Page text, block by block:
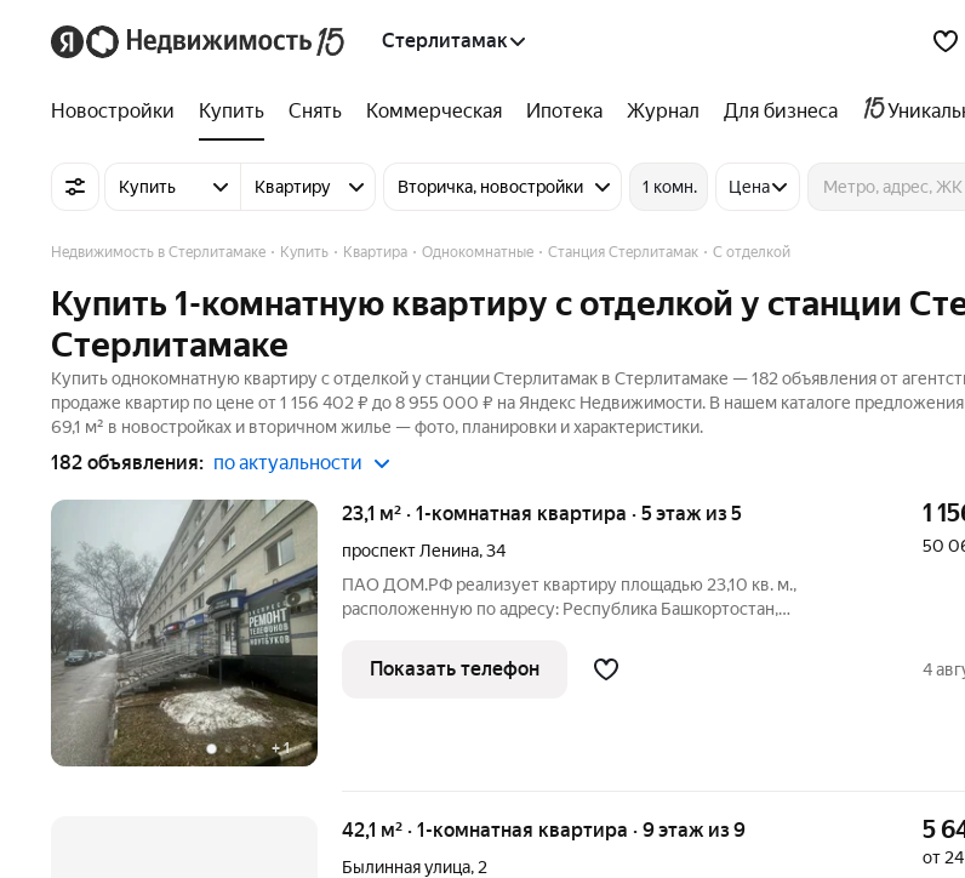
Стерлитамак
Новостройки Купить Снять Коммерческая Ипотека Журнал Для бизнеса
Купить Квартиру Вторичка, новостройки 1 комн. Цена
Недвижимость в Стерлитамаке Купить Квартира Однокомнатные Станция Стерлитамак С отделкой
Купить 1-комнатную квартиру с отделкой у станции
Стерлитамаке
Купить однокомнатную квартиру с отделкой у станции Стерлитамак в Стерлитамаке — 182 объявления от
продаже квартир по цене от 1 156 402 ₽ до 8 955 000 ₽ на Яндекс Недвижимости. В нашем каталоге
69,1 м² в новостройках и вторичном жилье — фото, планировки и характеристики.
182 объявления: по актуальности
+1
23,1 м² · 1-комнатная квартира · 5 этаж из 5
проспект Ленина,34
ПАО ДОМ.РФ реализует квартиру площадью 23,10 кв. м.,
расположенную по адресу: Республика Башкортостан,
собственник (юридическое лицо). Кадастровый номер объекта
недвижимости: 02:56:040406:1660
1
50
Показать телефон 4
42,1 м² · 1-комнатная квартира · 9 этаж из 9
Былинная улица, 2
5
от